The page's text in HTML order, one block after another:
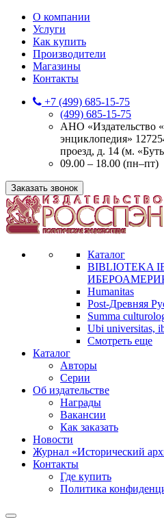
О компании
Услуги
Как купить
Производители
Магазины
Контакты
+7 (499) 685-15-75
(499) 685-15-75
АНО «Издательство
энциклопедия»
проезд, д. 14 (м.
09.00 – 18.00 (пн–пт)
Заказать звонок
Каталог
BIBLIOTEKA
Humanitas
Post-Древняя
Summa
Ubi universitas,
Смотреть еще
Каталог
Авторы
Серии
Об издательстве
Награды
Вакансии
Как заказать
Новости
Журнал «Исторический
Контакты
Где купить
Политика
Меню